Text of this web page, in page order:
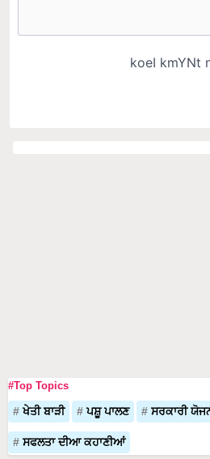
#Top Topics
ਖੇਤੀ ਬਾੜੀ ਪਸ਼ੂ ਪਾਲਣ ਸਰਕਾਰੀ
ਸਫਲਤਾ ਦੀਆ ਕਹਾਣੀਆਂ